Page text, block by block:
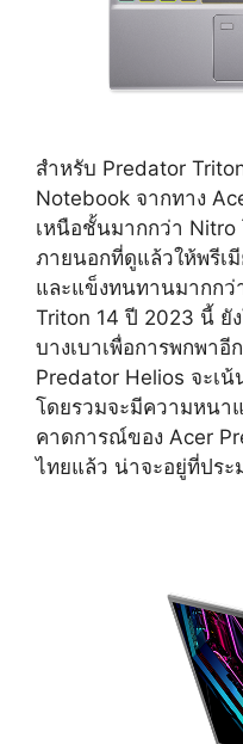
สำหรับ Predator
Notebook จากทาง
เหนือชั้นมากกว่า
ภายนอกที่ดูแล้วให้พรีเ
และแข็งทนทานมากก
Triton 14 ปี 2023 นี้ ยั
บางเบาเพื่อการพกพา
Predator Helios จะเ
โดยรวมจะมีความหนา
คาดการณ์ของ Acer
ไทยแล้ว น่าจะอยู่ที่ปร